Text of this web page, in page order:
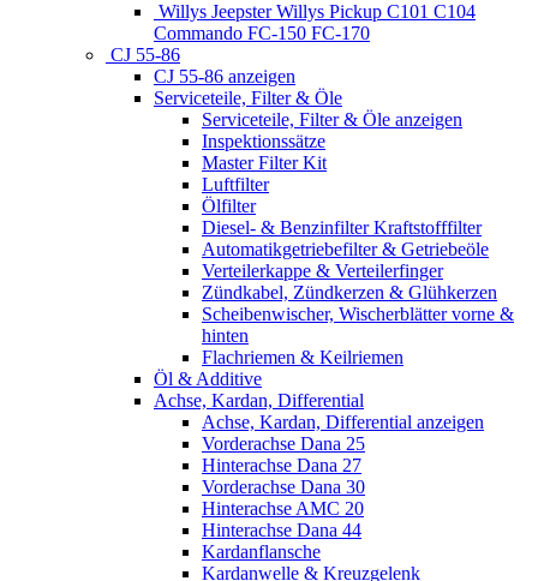
Willys Jeepster Willys Pickup C101 C104
Commando FC-150 FC-170
CJ 55-86
CJ 55-86 anzeigen
Serviceteile, Filter & Öle
Serviceteile, Filter & Öle anzeigen
Inspektionssätze
Master Filter Kit
Luftfilter
Ölfilter
Diesel- & Benzinfilter Kraftstofffilter
Automatikgetriebefilter & Getriebeöle
Verteilerkappe & Verteilerfinger
Zündkabel, Zündkerzen & Glühkerzen
Scheibenwischer, Wischerblätter vorne &
hinten
Flachriemen & Keilriemen
Öl & Additive
Achse, Kardan, Differential
Achse, Kardan, Differential anzeigen
Vorderachse Dana 25
Hinterachse Dana 27
Vorderachse Dana 30
Hinterachse AMC 20
Hinterachse Dana 44
Kardanflansche
Kardanwelle & Kreuzgelenk